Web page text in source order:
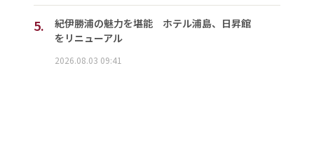
5.
紀伊勝浦の魅力を堪能 ホテル浦島、日昇館
をリニューアル
2026.08.03 09:41